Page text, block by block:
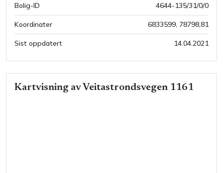
Bolig-ID 4644-135/31/0/0
Koordinater 6833599, 78798,81
Sist oppdatert 14.04.2021
Kartvisning av Veitastrondsvegen 1161